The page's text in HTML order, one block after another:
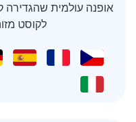
אופנה עולמית שהגדירה
לקוסט